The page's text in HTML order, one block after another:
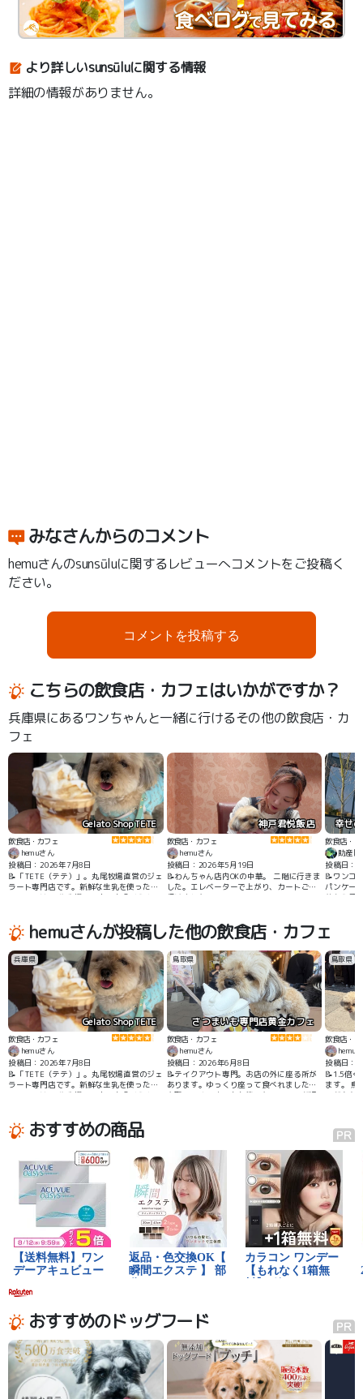
より詳しいsunsūluに関する情報
詳細の情報がありません。
みなさんからのコメント
hemuさんのsunsūluに関するレビューへコメントをご投稿く
ださい。
コメントを投稿する
こちらの飲食店・カフェはいかがですか？
兵庫県にあるワンちゃんと一緒に行けるその他の飲食店・カ
フェ
Gelato Shop TETE
飲食店・カフェ
hemuさん
投稿日：2026年7月8日
📝「TETE（テテ）」。丸尾牧場直営のジェ
ラート専門店です。新鮮な生乳を使ったジ
ェラートは、“牛乳嫌いの人でも食べられ
います。テラスわんちゃんOK。屋根もあ
り、人気です
神戸君悦飯店
飲食店・カフェ
hemuさん
投稿日：2026年5月19日
📝わんちゃん店内OKの中華。 二階に行きま
した。エレベーターで上がり、カートごと
行けました。
飲食店・カ
助産
投稿日：
📝ワンコ
パンケー
前から予
めです。
ったりし
もきれい
hemuさんが投稿した他の飲食店・カフェ
兵庫県
Gelato Shop TETE
飲食店・カフェ
hemuさん
投稿日：2026年7月8日
📝「TETE（テテ）」。丸尾牧場直営のジェ
ラート専門店です。新鮮な生乳を使ったジ
ェラートは、“牛乳嫌いの人でも食べられ
います。テラスわんちゃんOK。屋根もあ
り、人気です
鳥取県
さつまいも専門店黄金カフェ
飲食店・カフェ
hemuさん
投稿日：2026年6月8日
📝テイクアウト専門。お店の外に座る所が
あります。ゆっくり座って食べれました。
鳥取県のさつまいもも使ったスイーツが沢
鳥取県
飲食店・カ
hemu
投稿日：
📝1.5倍ぐ
ます。 鳥
ーが有名
おすすめの商品
おすすめのドッグフード